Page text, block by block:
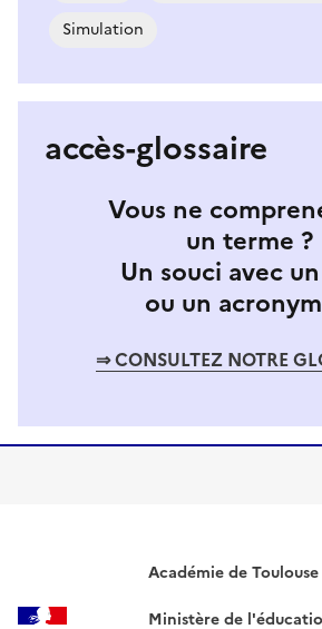
Simulation
accès-glossaire
Vous ne
un terme ?
Un souci avec
ou un
⇒ CONSULTEZ NOTRE
Académie de Toulouse
Ministère de